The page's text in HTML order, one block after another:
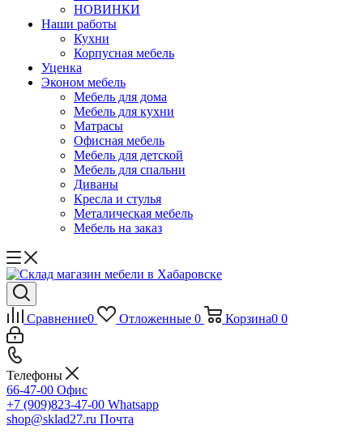
НОВИНКИ
Наши работы
Кухни
Корпусная мебель
Уценка
Эконом мебель
Мебель для дома
Мебель для кухни
Матрасы
Офисная мебель
Мебель для детской
Мебель для спальни
Диваны
Кресла и стулья
Металическая мебель
Мебель на заказ
Сравнение0 Отложенные 0 Корзина0 0
Телефоны
66-47-00 Офис
+7 (909)823-47-00 Whatsapp
shop@sklad27.ru Почта